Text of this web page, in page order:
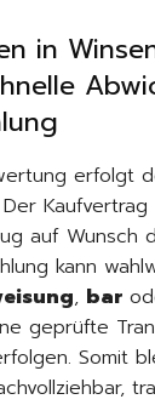
in
erfolgt
auf Wunsch
kann
, bar
geprüfte
Somit